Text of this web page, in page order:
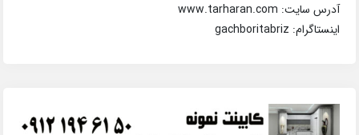
آدرس سایت: www.tarharan.com
اینستاگرام: gachboritabriz